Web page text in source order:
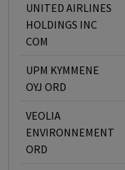
UNITED AIRLINES
HOLDINGS INC
COM
UPM KYMMENE
OYJ ORD
VEOLIA
ENVIRONNEMENT
ORD